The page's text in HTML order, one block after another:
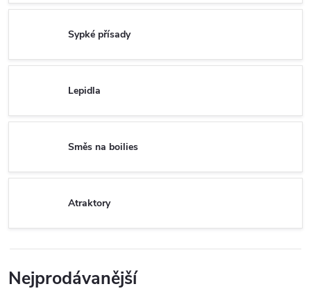
Sypké přísady
Lepidla
Směs na boilies
Atraktory
Nejprodávanější